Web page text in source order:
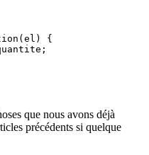
{
que nous avons déjà
précédents si quelque